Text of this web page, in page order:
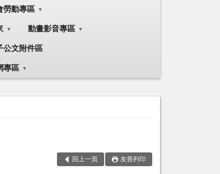
勞動專區
動畫影音專區
公文附件區
專區
回上一頁 友善列印